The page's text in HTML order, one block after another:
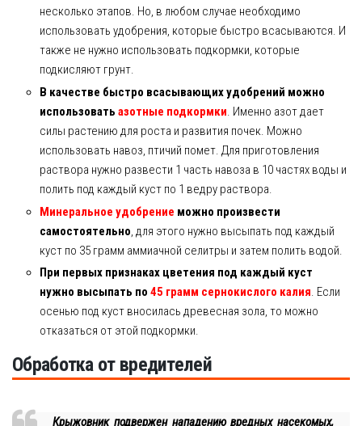
несколько этапов. Но, в любом случае необходимо
использовать удобрения, которые быстро всасываются. И
также не нужно использовать подкормки, которые
подкисляют грунт.
В качестве быстро всасывающих удобрений можно
использовать азотные подкормки. Именно азот дает
силы растению для роста и развития почек. Можно
использовать навоз, птичий помет. Для приготовления
раствора нужно развести 1 часть навоза в 10 частях воды и
полить под каждый куст по 1 ведру раствора.
Минеральное удобрение можно произвести
самостоятельно , для этого нужно высыпать под каждый
куст по 35 грамм аммиачной селитры и затем полить водой.
При первых признаках цветения под каждый куст
нужно высыпать по 45 грамм сернокислого калия. Если
осенью под куст вносилась древесная зола, то можно
отказаться от этой подкормки.
Обработка от вредителей
Крыжовник подвержен нападению вредных насекомых,